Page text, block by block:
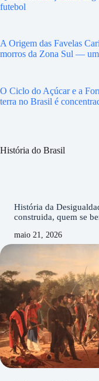
futebol
A Origem das Favelas
morros da Zona Sul —
O Ciclo do Açúcar e a
terra no Brasil é
História do Brasil
História da
construida, quem se
maio 21, 2026